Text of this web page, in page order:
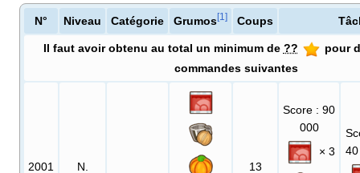
N° Niveau Catégorie Grumos[1 ] Coups
Il faut avoir obtenu au total un minimum de ??
pour
commandes suivantes
2001 N. 13
Score : 90
000
× 3